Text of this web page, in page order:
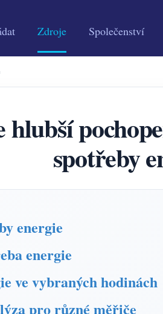
Zdroje Společenství
hlubší
spotřeby
energie
energie
ve vybraných hodinách
pro různé měřiče